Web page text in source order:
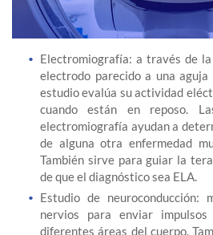
Electromiografía: a través de
electrodo parecido a una
estudio evalúa su actividad
cuando están en reposo.
electromiografía ayudan a
de alguna otra enfermedad
También sirve para guiar la
de que el diagnóstico sea ELA.
Estudio de neuroconducción:
nervios para enviar
diferentes áreas del cuerpo.